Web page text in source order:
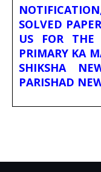
SOLVED
US FOR THE
PRIMARY KA
SHIKSHA
PARISHAD